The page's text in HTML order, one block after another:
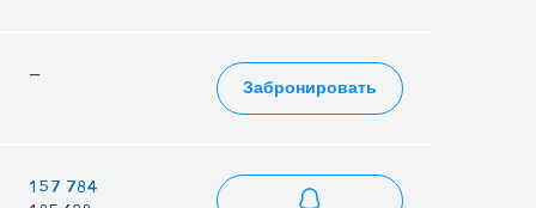
— —
Забронировать
157 784
—